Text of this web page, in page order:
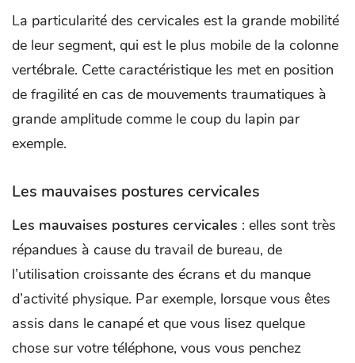
La particularité des cervicales est la grande mobilité
de leur segment, qui est le plus mobile de la colonne
vertébrale. Cette caractéristique les met en position
de fragilité en cas de mouvements traumatiques à
grande amplitude comme le coup du lapin par
exemple.
Les mauvaises postures cervicales
Les mauvaises postures cervicales : elles sont très
répandues à cause du travail de bureau, de
l’utilisation croissante des écrans et du manque
d’activité physique. Par exemple, lorsque vous êtes
assis dans le canapé et que vous lisez quelque
chose sur votre téléphone, vous vous penchez